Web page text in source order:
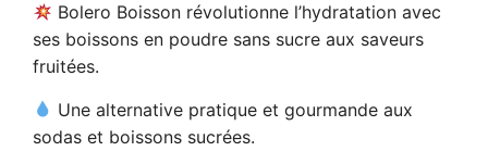
Bolero Boisson révolutionne l’hydratation avec
ses boissons en poudre sans sucre aux saveurs
fruitées.
Une alternative pratique et gourmande aux
sodas et boissons sucrées.